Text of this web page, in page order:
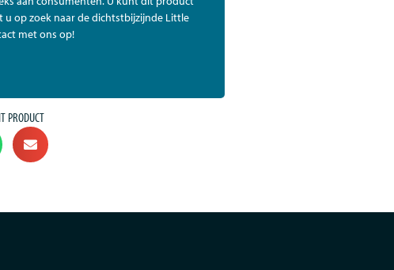
u op zoek naar de dichtstbijzijnde Little
met ons op!
PRODUCT